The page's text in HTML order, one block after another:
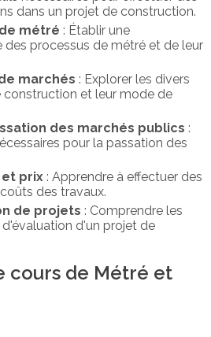
dans un projet de construction.
métré : Établir une
des processus de métré et de leur
marchés : Explorer les divers
et leur mode de
des marchés publics :
pour la passation des
et prix : Apprendre à effectuer des
des travaux.
de projets : Comprendre les
d'un projet de
cours de Métré et